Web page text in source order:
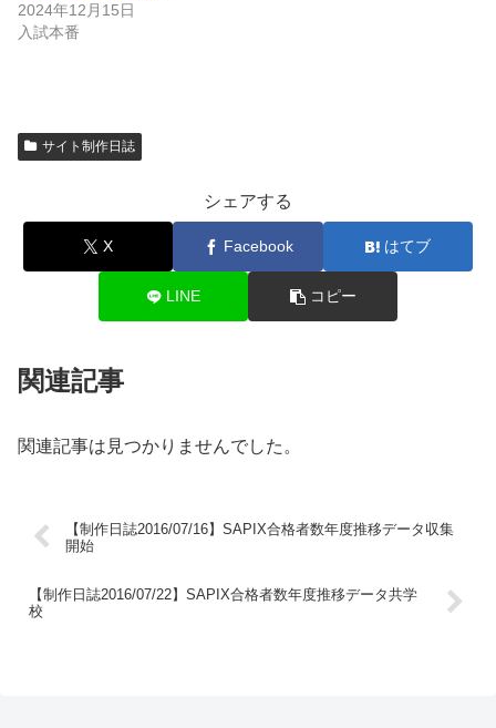
2024年12月15日
入試本番
サイト制作日誌
シェアする
X Facebook はてブ
LINE コピー
関連記事
関連記事は見つかりませんでした。
【制作日誌2016/07/16】SAPIX合格者数年度推移データ収集
開始
【制作日誌2016/07/22】SAPIX合格者数年度推移データ共学
校